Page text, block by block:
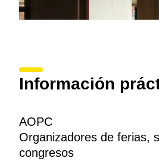
Información
AOPC
Organizadores de ferias,
congresos